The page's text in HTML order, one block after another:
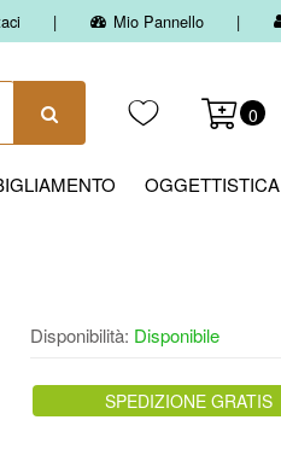
Mio Pannello
0
OGGETTISTICA
Disponibilità: Disponibile
SPEDIZIONE GRATIS